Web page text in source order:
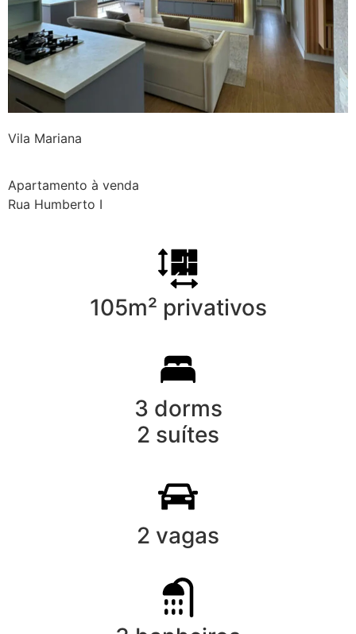
Vila Mariana
Apartamento à venda
Rua Humberto I
105m² privativos
3 dorms
2 suítes
2 vagas